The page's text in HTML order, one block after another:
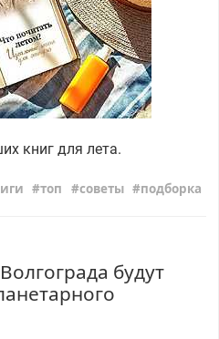
книг для лета.
топ советы подборка
будут